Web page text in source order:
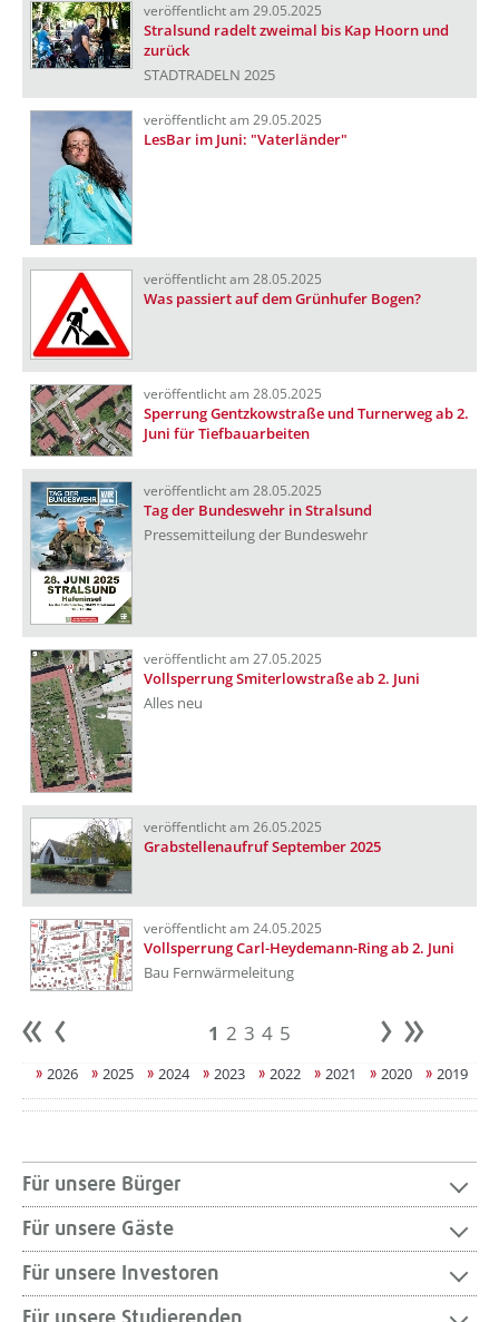
veröffentlicht am 29.05.2025
Stralsund radelt zweimal bis Kap Hoorn und
zurück
STADTRADELN 2025
veröffentlicht am 29.05.2025
LesBar im Juni: "Vaterländer"
veröffentlicht am 28.05.2025
Was passiert auf dem Grünhufer Bogen?
veröffentlicht am 28.05.2025
Sperrung Gentzkowstraße und Turnerweg ab 2.
Juni für Tiefbauarbeiten
veröffentlicht am 28.05.2025
Tag der Bundeswehr in Stralsund
Pressemitteilung der Bundeswehr
veröffentlicht am 27.05.2025
Vollsperrung Smiterlowstraße ab 2. Juni
Alles neu
veröffentlicht am 26.05.2025
Grabstellenaufruf September 2025
veröffentlicht am 24.05.2025
Vollsperrung Carl-Heydemann-Ring ab 2. Juni
Bau Fernwärmeleitung
Anfang 1 2 3 4 5 weiter
2026 2025 2024 2023 2022 2021 2020 2019
Für unsere Bürger
Für unsere Gäste
Für unsere Investoren